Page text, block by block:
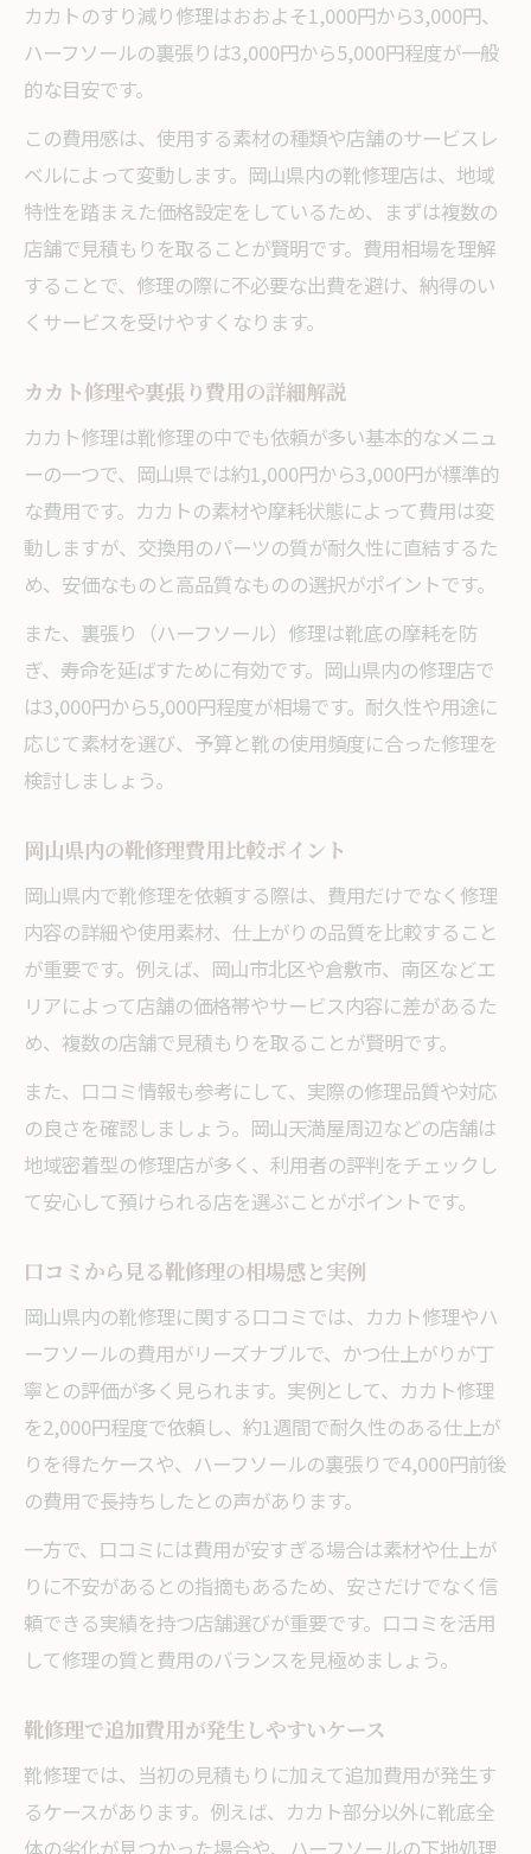
岡山で安い靴修理店を見つけるポイント
口コミ活用で賢く靴修理費用を節約する
カカト修理等を安く済ませるタイミング
靴修理を複数依頼する際の注意点と費用
自分でできる靴底修理のコツと注意点
靴修理を自分で行う際の手順とポイント
靴底の剥がれを補修するおすすめ方法
ハーフソール貼りのセルフ修理注意点
靴修理とセルフ補修の見極め方のコツ
プロに任せたい靴修理の判断基準
靴修理をプロに依頼すべきタイミング
カカト修理やソール交換の専門的判断
口コミで選ぶ靴修理専門店のメリット
自分で直せない靴修理の見極めポイント
安心して靴修理を依頼するための選び方
安心できる靴修理店の選び方とポイント
口コミ評価で比較する靴修理店の特徴
カカト修理の対応が丁寧な店舗の探し方
靴修理依頼時に確認すべき費用の内訳
カカトのすり減り修理はおおよそ1,000円から3,000円、
ハーフソールの裏張りは3,000円から5,000円程度が一般
的な目安です。
この費用感は、使用する素材の種類や店舗のサービスレ
ベルによって変動します。岡山県内の靴修理店は、地域
特性を踏まえた価格設定をしているため、まずは複数の
店舗で見積もりを取ることが賢明です。費用相場を理解
することで、修理の際に不必要な出費を避け、納得のい
くサービスを受けやすくなります。
カカト修理や裏張り費用の詳細解説
カカト修理は靴修理の中でも依頼が多い基本的なメニュ
ーの一つで、岡山県では約1,000円から3,000円が標準的
な費用です。カカトの素材や摩耗状態によって費用は変
動しますが、交換用のパーツの質が耐久性に直結するた
め、安価なものと高品質なものの選択がポイントです。
また、裏張り（ハーフソール）修理は靴底の摩耗を防
ぎ、寿命を延ばすために有効です。岡山県内の修理店で
は3,000円から5,000円程度が相場です。耐久性や用途に
応じて素材を選び、予算と靴の使用頻度に合った修理を
検討しましょう。
岡山県内の靴修理費用比較ポイント
岡山県内で靴修理を依頼する際は、費用だけでなく修理
内容の詳細や使用素材、仕上がりの品質を比較すること
が重要です。例えば、岡山市北区や倉敷市、南区などエ
リアによって店舗の価格帯やサービス内容に差があるた
め、複数の店舗で見積もりを取ることが賢明です。
また、口コミ情報も参考にして、実際の修理品質や対応
の良さを確認しましょう。岡山天満屋周辺などの店舗は
地域密着型の修理店が多く、利用者の評判をチェックし
て安心して預けられる店を選ぶことがポイントです。
口コミから見る靴修理の相場感と実例
岡山県内の靴修理に関する口コミでは、カカト修理やハ
ーフソールの費用がリーズナブルで、かつ仕上がりが丁
寧との評価が多く見られます。実例として、カカト修理
を2,000円程度で依頼し、約1週間で耐久性のある仕上が
りを得たケースや、ハーフソールの裏張りで4,000円前後
の費用で長持ちしたとの声があります。
一方で、口コミには費用が安すぎる場合は素材や仕上が
りに不安があるとの指摘もあるため、安さだけでなく信
頼できる実績を持つ店舗選びが重要です。口コミを活用
して修理の質と費用のバランスを見極めましょう。
靴修理で追加費用が発生しやすいケース
靴修理では、当初の見積もりに加えて追加費用が発生す
るケースがあります。例えば、カカト部分以外に靴底全
体の劣化が見つかった場合や、ハーフソールの下地処理